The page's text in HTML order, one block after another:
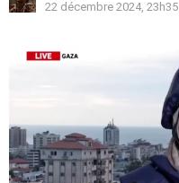
22 décembre 2024, 23h35